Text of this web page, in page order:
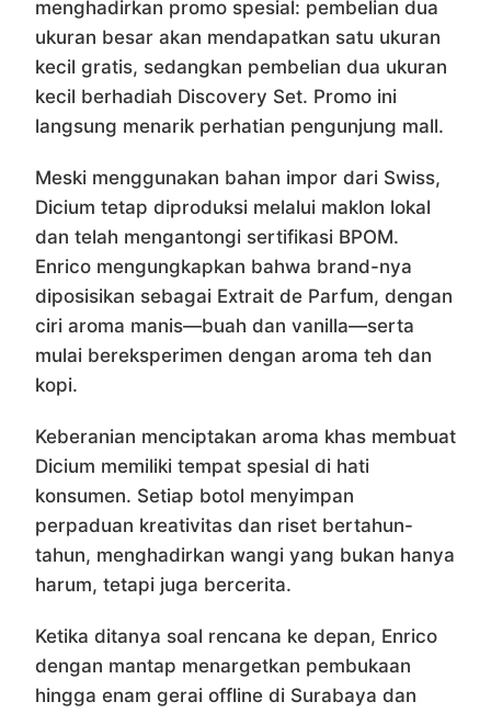
menghadirkan promo spesial: pembelian dua
ukuran besar akan mendapatkan satu ukuran
kecil gratis, sedangkan pembelian dua ukuran
kecil berhadiah Discovery Set. Promo ini
langsung menarik perhatian pengunjung mall.
Meski menggunakan bahan impor dari Swiss,
Dicium tetap diproduksi melalui maklon lokal
dan telah mengantongi sertifikasi BPOM.
Enrico mengungkapkan bahwa brand-nya
diposisikan sebagai Extrait de Parfum, dengan
ciri aroma manis—buah dan vanilla—serta
mulai bereksperimen dengan aroma teh dan
kopi.
Keberanian menciptakan aroma khas membuat
Dicium memiliki tempat spesial di hati
konsumen. Setiap botol menyimpan
perpaduan kreativitas dan riset bertahun-
tahun, menghadirkan wangi yang bukan hanya
harum, tetapi juga bercerita.
Ketika ditanya soal rencana ke depan, Enrico
dengan mantap menargetkan pembukaan
hingga enam gerai offline di Surabaya dan